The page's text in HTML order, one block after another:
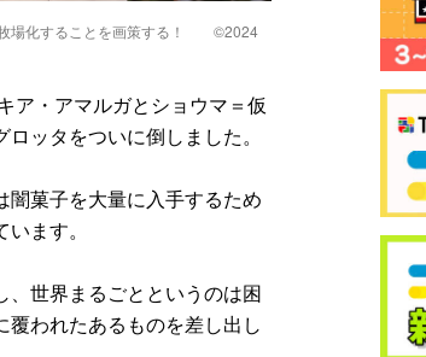
牧場化することを画策する！ ©2024
ア・アマルガとショウマ＝仮
ッタをついに倒しました。
菓子を大量に入手するため
ます。
世界まるごとというのは困
われたあるものを差し出し